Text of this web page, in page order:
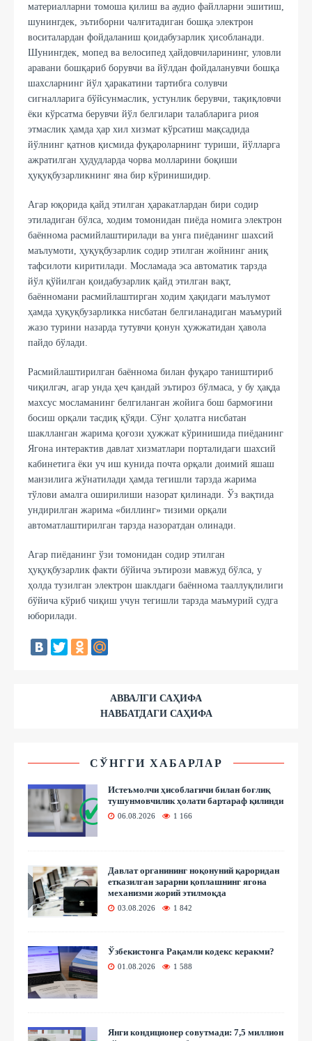
материалларни томоша қилиш ва аудио файлларни эшитиш,
шунингдек, эътиборни чалғитадиган бошқа электрон
воситалардан фойдаланиш қоидабузарлик ҳисобланади.
Шунингдек, мопед ва велосипед ҳайдовчиларининг, уловли
аравани бошқариб борувчи ва йўлдан фойдаланувчи бошқа
шахсларнинг йўл ҳаракатини тартибга солувчи
сигналларига бўйсунмаслик, устунлик берувчи, тақиқловчи
ёки кўрсатма берувчи йўл белгилари талабларига риоя
этмаслик ҳамда ҳар хил хизмат кўрсатиш мақсадида
йўлнинг қатнов қисмида фуқароларнинг туриши, йўлларга
ажратилган ҳудудларда чорва молларини боқиши
ҳуқуқбузарликнинг яна бир кўринишидир.
Агар юқорида қайд этилган ҳаракатлардан бири содир
этиладиган бўлса, ходим томонидан пиёда номига электрон
баённома расмийлаштирилади ва унга пиёданинг шахсий
маълумоти, ҳуқуқбузарлик содир этилган жойнинг аниқ
тафсилоти киритилади. Мосламада эса автоматик тарзда
йўл қўйилган қоидабузарлик қайд этилган вақт,
баённомани расмийлаштирган ходим ҳақидаги маълумот
ҳамда ҳуқуқбузарликка нисбатан белгиланадиган маъмурий
жазо турини назарда тутувчи қонун ҳужжатидан ҳавола
пайдо бўлади.
Расмийлаштирилган баённома билан фуқаро таништириб
чиқилгач, агар унда ҳеч қандай эътироз бўлмаса, у бу ҳақда
махсус мосламанинг белгиланган жойига бош бармоғини
босиш орқали тасдиқ қўяди. Сўнг ҳолатга нисбатан
шаклланган жарима қоғози ҳужжат кўринишида пиёданинг
Ягона интерактив давлат хизматлари порталидаги шахсий
кабинетига ёки уч иш кунида почта орқали доимий яшаш
манзилига жўнатилади ҳамда тегишли тарзда жарима
тўлови амалга оширилиши назорат қилинади. Ўз вақтида
ундирилган жарима «биллинг» тизими орқали
автоматлаштирилган тарзда назоратдан олинади.
Агар пиёданинг ўзи томонидан содир этилган
ҳуқуқбузарлик факти бўйича эътирози мавжуд бўлса, у
ҳолда тузилган электрон шаклдаги баённома тааллуқлилиги
бўйича кўриб чиқиш учун тегишли тарзда маъмурий судга
юборилади.
АВВАЛГИ САҲИФА
НАВБАТДАГИ САҲИФА
СЎНГГИ ХАБАРЛАР
Истеъмолчи ҳисоблагичи билан боғлиқ
тушунмовчилик ҳолати бартараф қилинди
06.08.2026 1 166
Давлат органининг ноқонуний қароридан
етказилган зарарни қоплашнинг ягона
механизми жорий этилмоқда
03.08.2026 1 842
Ўзбекистонга Рақамли кодекс керакми?
01.08.2026 1 588
Янги кондиционер совутмади: 7,5 миллион